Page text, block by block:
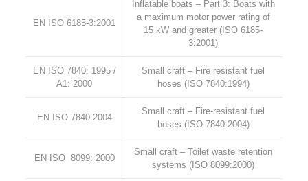
EN ISO 6185-3:2001
Inflatable boats – Part 3: Boats with
a maximum motor power rating of
15 kW and greater (ISO 6185-
3:2001)
EN ISO 7840: 1995 /
A1: 2000
Small craft – Fire resistant fuel
hoses (ISO 7840:1994)
EN ISO 7840:2004
Small craft – Fire-resistant fuel
hoses (ISO 7840:2004)
EN ISO 8099: 2000
Small craft – Toilet waste retention
systems (ISO 8099:2000)